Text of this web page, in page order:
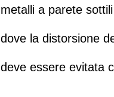
metalli a parete
dove la distorsione
deve essere evitata